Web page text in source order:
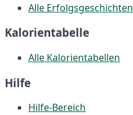
Alle Erfolgsgeschichten
Kalorientabelle
Alle Kalorientabellen
Hilfe
Hilfe-Bereich